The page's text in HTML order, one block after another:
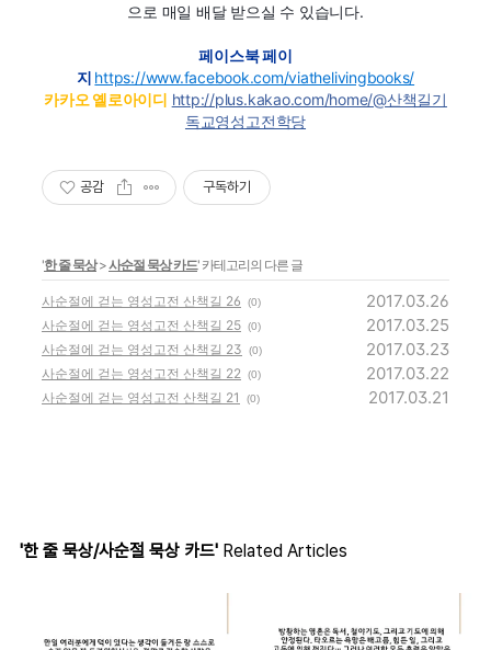
으로 매일 배달 받으실 수 있습니다.
페이스북 페이
지 https://www.facebook.com/viathelivingbooks/
카카오 옐로아이디 http://plus.kakao.com/home/@산책길기
독교영성고전학당
공감 구독하기
'한 줄 묵상>사순절 묵상 카드' 카테고리의 다른 글
사순절에 걷는 영성고전 산책길 26 (0) 2017.03.26
사순절에 걷는 영성고전 산책길 25 (0) 2017.03.25
사순절에 걷는 영성고전 산책길 23 (0) 2017.03.23
사순절에 걷는 영성고전 산책길 22 (0) 2017.03.22
사순절에 걷는 영성고전 산책길 21 (0) 2017.03.21
'한 줄 묵상/사순절 묵상 카드' Related Articles